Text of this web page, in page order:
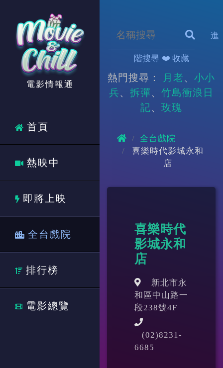
電影情報通
首頁
熱映中
即將上映
全台戲院
排行榜
電影總覽
進
階搜尋 ❤️ 收藏
熱門搜尋： 月老
小小
兵
拆彈
竹島衝浪日
記
玫瑰
全台戲院
喜樂時代影城永和
店
喜樂時代
影城永和
店
新北市永
和區中山路一
段238號4F
(02)8231-
6685